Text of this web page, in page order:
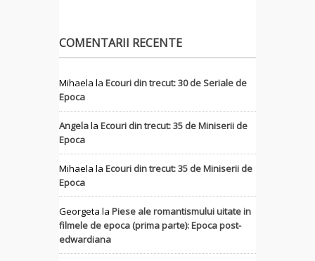
COMENTARII RECENTE
Mihaela la Ecouri din trecut: 30 de Seriale de
Epoca
Angelala Ecouri din trecut: 35 de Miniserii de
Epoca
Mihaela la Ecouri din trecut: 35 de Miniserii de
Epoca
Georgeta la Piese ale romantismului uitate in
filmele de epoca (prima parte): Epoca post-
edwardiana